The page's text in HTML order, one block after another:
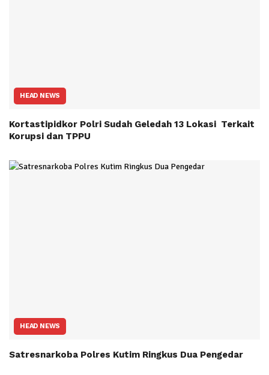
HEAD NEWS
Kortastipidkor Polri Sudah Geledah 13 Lokasi Terkait
Korupsi dan TPPU
HEAD NEWS
Satresnarkoba Polres Kutim Ringkus Dua Pengedar